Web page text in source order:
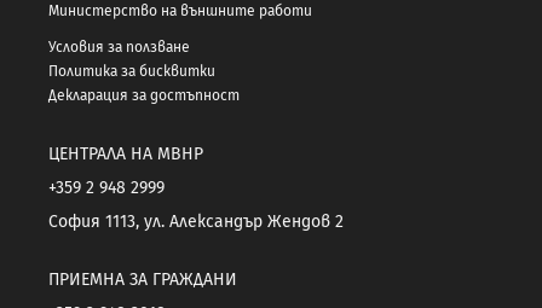
Министерство на външните работи
Условия за ползване
Политика за бисквитки
Декларация за достъпност
ЦЕНТРАЛА НА МВНР
+359 2 948 2999
София 1113, ул. Александър Жендов 2
ПРИЕМНА ЗА ГРАЖДАНИ